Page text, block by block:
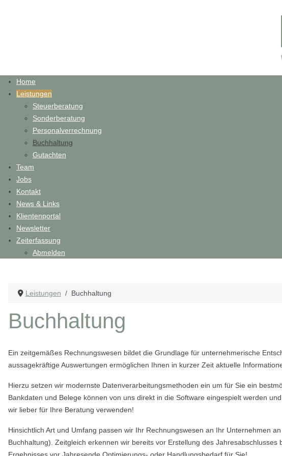
Home
Leistungen
Steuerberatung
Sonderberatung
Personalverrechnung
Buchhaltung
Gutachten
Team
Jobs
Kontakt
News & Links
Klientenportal
Newsletter
Zeiterfassung
Abmelden
Leistungen Buchhaltung
Buchhaltung
Ein zeitgemäßes Rechnungswesen bildet die Grundlage für unternehmerische
aussagekräftige Auswertungen ermöglichen Ihnen in kurzer Zeit aktuelle
Hierzu setzen wir modernste Datenverarbeitungsmethoden ein um für Sie ein
Bankdaten und Belege können von uns direkt in die Software eingespielt werden
wir lieber für Ihre Beratung verwenden!
Hinsichtlich Art und Umfang passen wir Ihr Rechnungswesen an Ihr Unternehmen
Buchhaltung). Zeitgleich erkennen wir bereits vor Erstellung des Jahresabschlusses